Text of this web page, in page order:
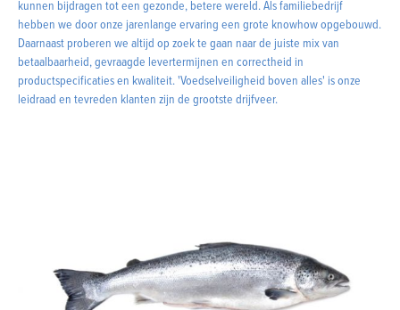
kunnen bijdragen tot een gezonde, betere wereld. Als familiebedrijf
hebben we door onze jarenlange ervaring een grote knowhow opgebouwd.
Daarnaast proberen we altijd op zoek te gaan naar de juiste mix van
betaalbaarheid, gevraagde levertermijnen en correctheid in
productspecificaties en kwaliteit. 'Voedselveiligheid boven alles' is onze
leidraad en tevreden klanten zijn de grootste drijfveer.